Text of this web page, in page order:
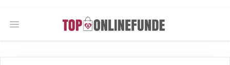
Open main menu